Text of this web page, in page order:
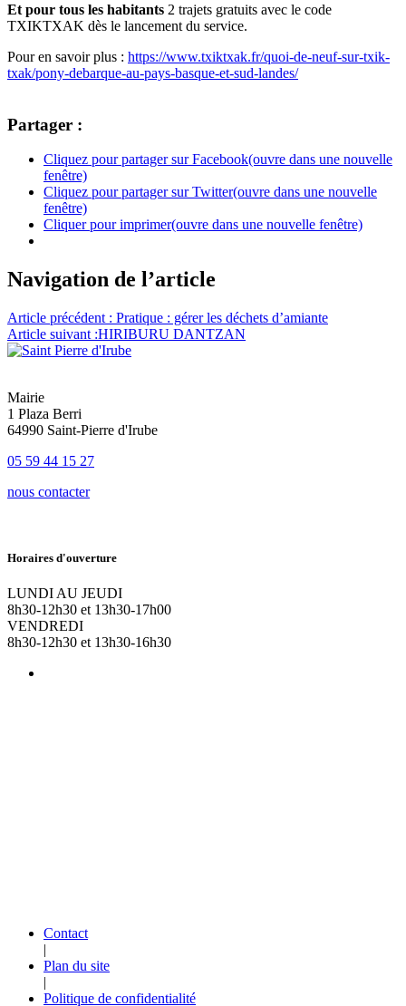
Et pour tous les habitants 2 trajets gratuits avec le code
TXIKTXAK dès le lancement du service.
Pour en savoir plus : https://www.txiktxak.fr/quoi-de-neuf-sur-txik-
txak/pony-debarque-au-pays-basque-et-sud-landes/
Partager :
Cliquez pour partager sur Facebook(ouvre dans une nouvelle
fenêtre)
Cliquez pour partager sur Twitter(ouvre dans une nouvelle
fenêtre)
Cliquer pour imprimer(ouvre dans une nouvelle fenêtre)
Navigation de l’article
Article précédent : Pratique : gérer les déchets d’amiante
Article suivant :HIRIBURU DANTZAN
Mairie
1 Plaza Berri
64990 Saint-Pierre d'Irube
05 59 44 15 27
nous contacter
Horaires d'ouverture
LUNDI AU JEUDI
8h30-12h30 et 13h30-17h00
VENDREDI
8h30-12h30 et 13h30-16h30
Contact
|
Plan du site
|
Politique de confidentialité